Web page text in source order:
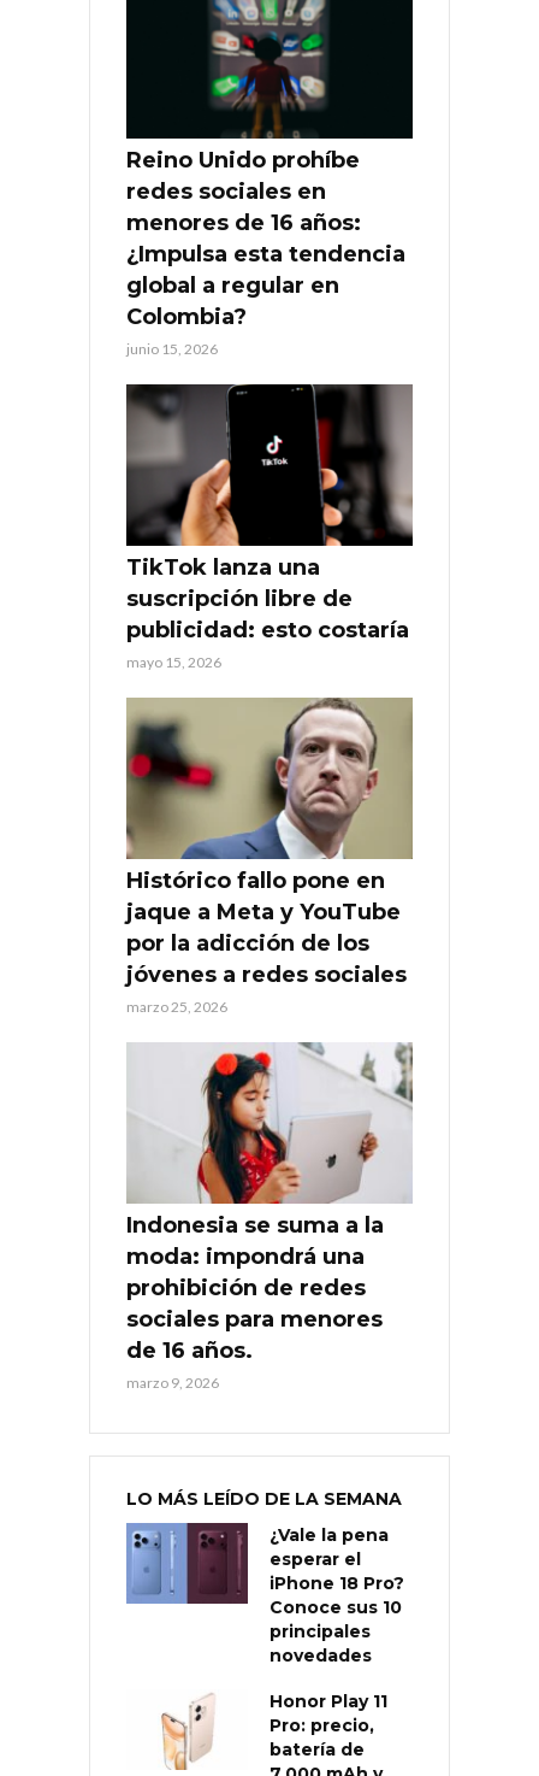
Reino Unido prohíbe
redes sociales en
menores de 16 años:
¿Impulsa esta tendencia
global a regular en
Colombia?
junio 15, 2026
TikTok lanza una
suscripción libre de
publicidad: esto costaría
mayo 15, 2026
Histórico fallo pone en
jaque a Meta y YouTube
por la adicción de los
jóvenes a redes sociales
marzo 25, 2026
Indonesia se suma a la
moda: impondrá una
prohibición de redes
sociales para menores
de 16 años.
marzo 9, 2026
LO MÁS LEÍDO DE LA SEMANA
¿Vale la pena
esperar el
iPhone 18 Pro?
Conoce sus 10
principales
novedades
Honor Play 11
Pro: precio,
batería de